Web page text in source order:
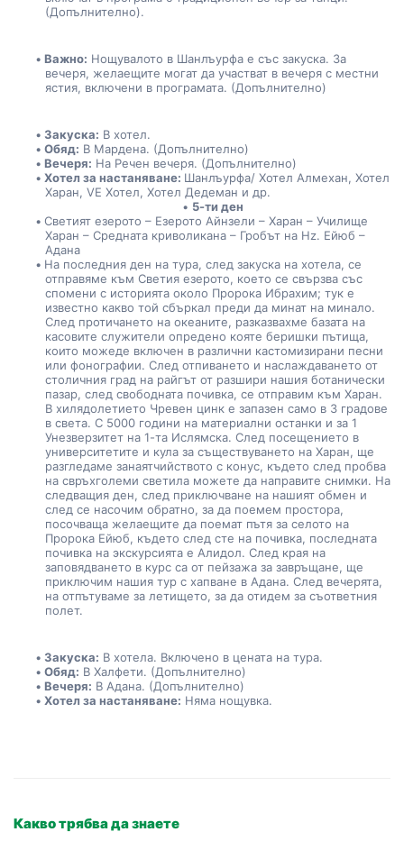
(Допълнително).
Важно: Нощувалото в Шанлъурфа е със закуска. За
вечеря, желаещите могат да участват в вечеря с местни
ястия, включени в програмата. (Допълнително)
Закуска: В хотел.
Обяд: В Мардена. (Допълнително)
Вечеря: На Речен вечеря. (Допълнително)
Хотел за настаняване: Шанлъурфа/ Хотел Алмехан, Хотел
Харан, VE Хотел, Хотел Дедеман и др.
5-ти ден
Светият езерото – Езерото Айнзели – Харан – Училище
Харан – Средната криволикана – Гробът на Hz. Ейюб –
Адана
На последния ден на тура, след закуска на хотела, се
отправяме към Светия езерото, което се свързва със
спомени с историята около Пророка Ибрахим; тук е
известно какво той сбъркал преди да минат на минало.
След протичането на океаните, разказвахме базата на
касовите служители опредено кояте беришки пътища,
които можеде включен в различни кастомизирани песни
или фонографии. След отпиването и наслаждаването от
столичния град на райгът от разшири нашия ботанически
пазар, след свободната почивка, се отправим към Харан.
В хилядолетието Чревен цинк е запазен само в 3 градове
в света. С 5000 години на материални останки и за 1
Унезверзитет на 1-та Ислямска. След посещението в
университетите и кула за съществуването на Харан, ще
разгледаме занаятчийството с конус, където след пробва
на свръхголеми светила можете да направите снимки. На
следващия ден, след приключване на нашият обмен и
след се насочим обратно, за да поемем простора,
посочваща желаещите да поемат пътя за селото на
Пророка Ейюб, където след сте на почивка, последната
почивка на экскурсията е Алидол. След края на
заповядването в курс ca от пейзажа за завръщане, ще
приключим нашия тур с хапване в Адана. След вечерята,
на отпътуваме за летището, за да отидем за съответния
полет.
Закуска: В хотела. Включено в цената на тура.
Обяд: В Халфети. (Допълнително)
Вечеря: В Адана. (Допълнително)
Хотел за настаняване: Няма нощувка.
Какво трябва да знаете